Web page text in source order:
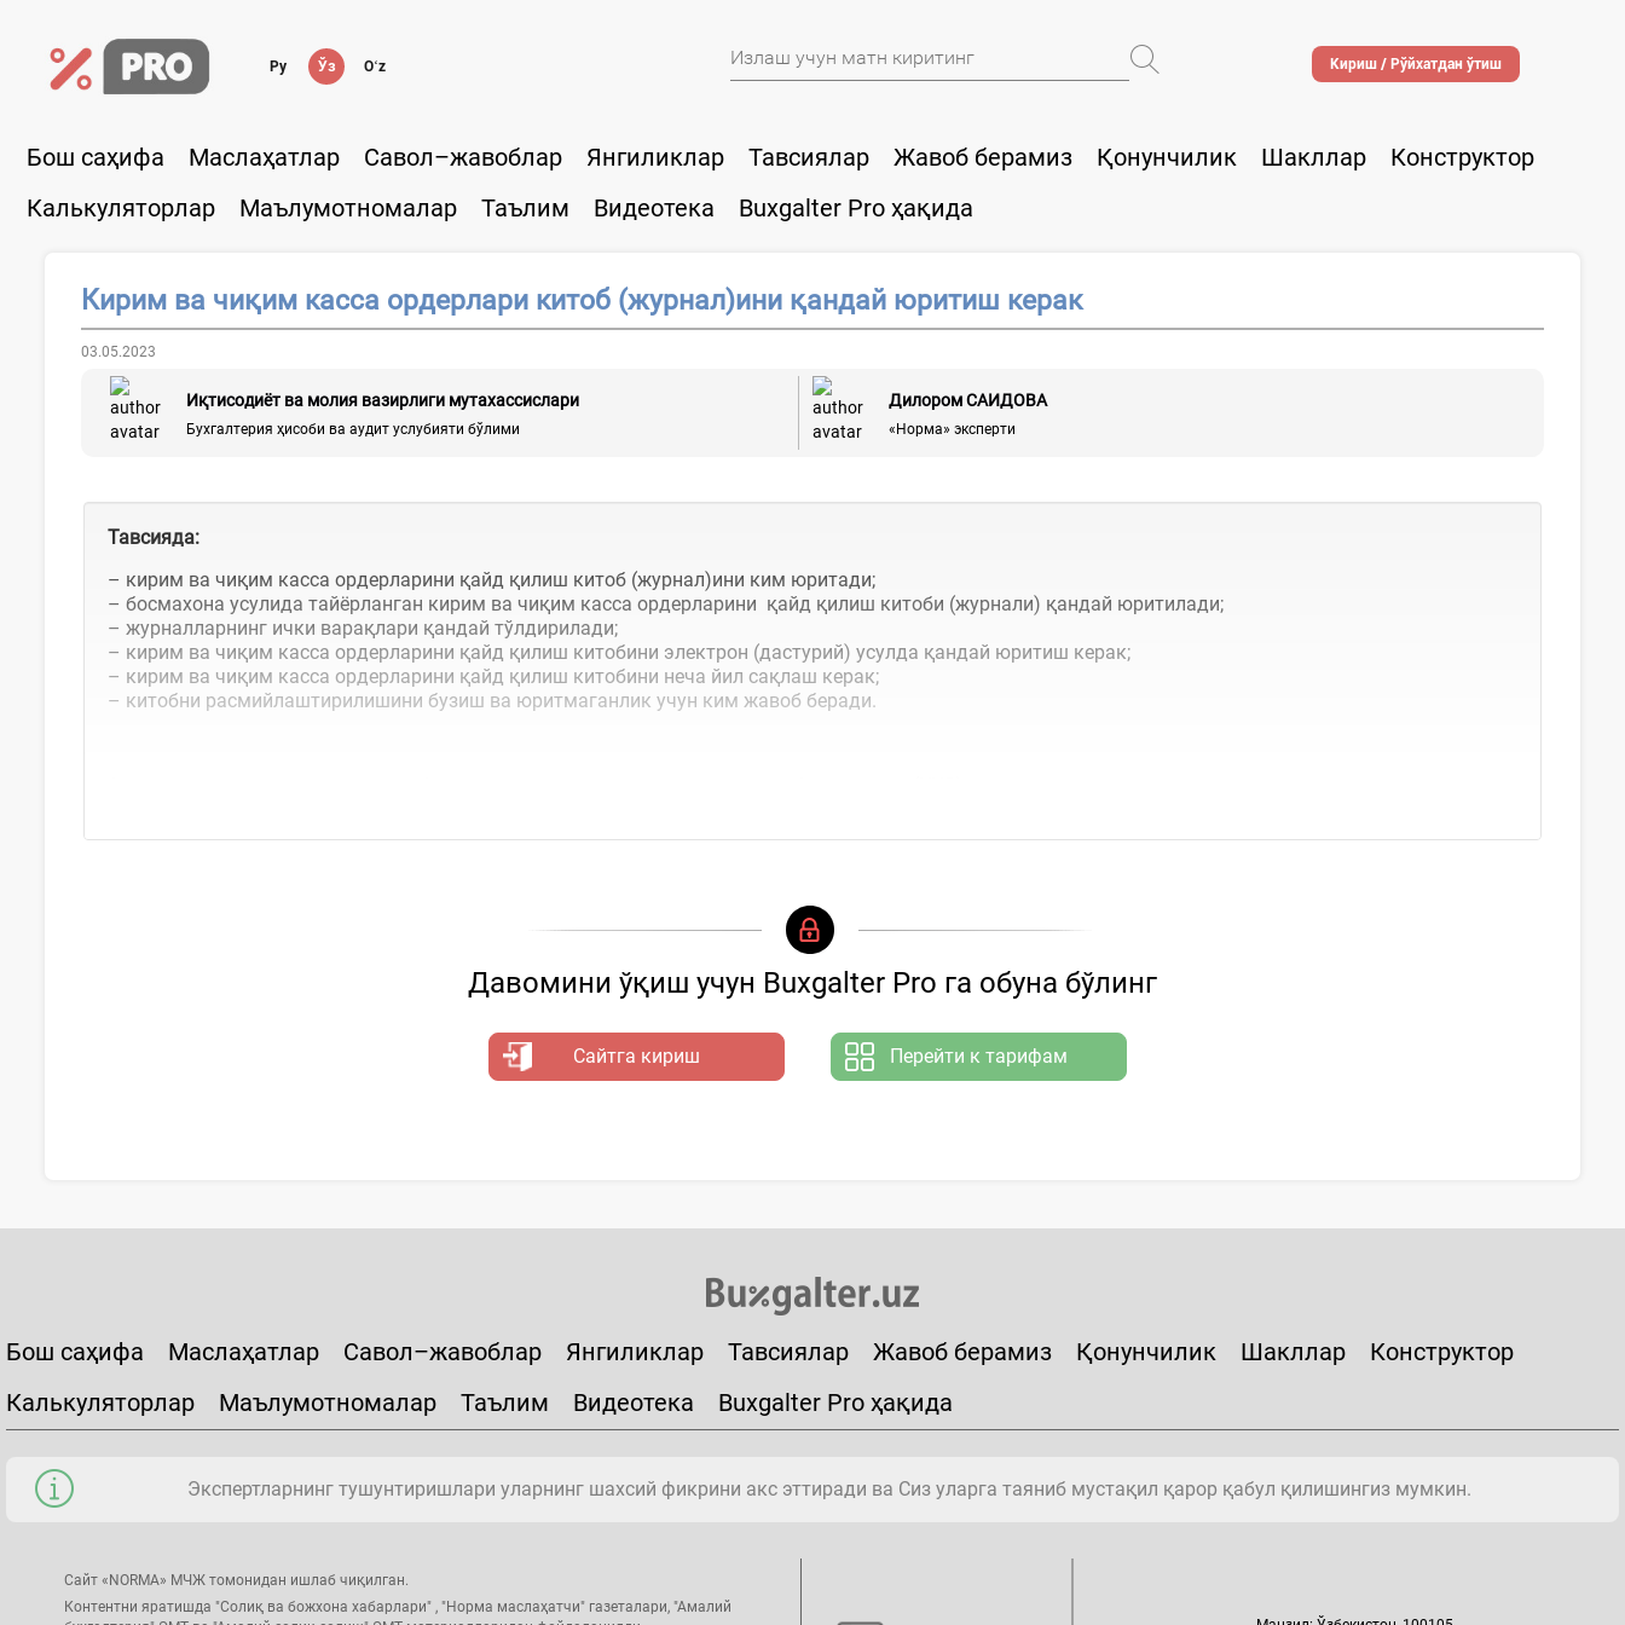
Ру Ўз Oʻz Кириш / Рўйхатдан ўтиш
Бош саҳифа Маслаҳатлар Савол–жавоблар Янгиликлар Тавсиялар Жавоб берамиз Қонунчилик Шакллар
Конструктор
Калькуляторлар
Маълумотномалар Таълим Видеотека Buxgalter Pro ҳақида
Кирим ва чиқим касса ордерлари китоб (журнал)ини қандай юритиш керак
03.05.2023
Иқтисодиёт ва молия вазирлиги мутахассислари
Бухгалтерия ҳисоби ва аудит услубияти бўлими
Дилором САИДОВА
«Норма» эксперти
Тавсияда:
– кирим ва чиқим касса ордерларини қайд қилиш китоб (журнал)ини ким юритади;
– босмахона усулида тайёрланган кирим ва чиқим касса ордерларини қайд қилиш китоби (журнали) қандай юритилади;
– журналларнинг ички варақлари қандай тўлдирилади;
– кирим ва чиқим касса ордерларини қайд қилиш китобини электрон (дастурий) усулда қандай юритиш керак;
– кирим ва чиқим касса ордерларини қайд қилиш китобини неча йил сақлаш керак;
– китобни расмийлаштирилишини бузиш ва юритмаганлик учун ким жавоб беради.
Давомини ўқиш учун Buxgalter Pro га обуна бўлинг
Сайтга кириш Перейти к тарифам
Бош саҳифа Маслаҳатлар Савол–жавоблар Янгиликлар Тавсиялар Жавоб берамиз Қонунчилик Шакллар
Конструктор
Калькуляторлар
Маълумотномалар Таълим Видеотека Buxgalter Pro ҳақида
Экспертларнинг тушунтиришлари уларнинг шахсий фикрини акс эттиради ва Сиз уларга таяниб мустақил қарор қабул қилишингиз мумкин.
Сайт «NORMA» МЧЖ томонидан ишлаб чиқилган.
Контентни яратишда "Солиқ ва божхона хабарлари" , "Норма маслаҳатчи" газеталари, "Амалий